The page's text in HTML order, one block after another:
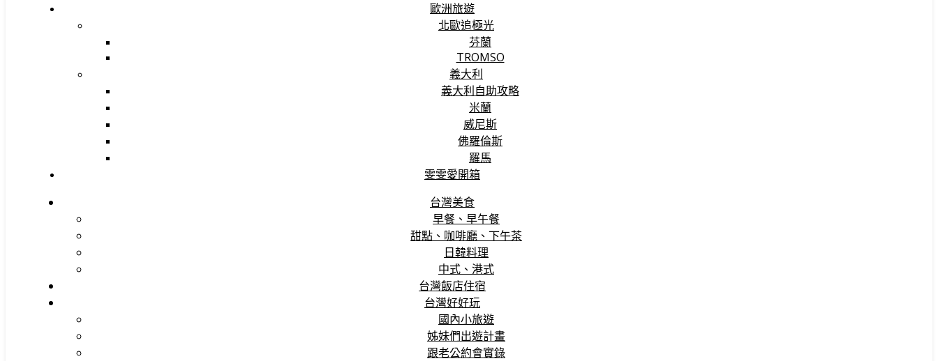
歐洲旅遊
北歐追極光
芬蘭
TROMSO
義大利
義大利自助攻略
米蘭
威尼斯
佛羅倫斯
羅馬
雯雯愛開箱
台灣美食
早餐、早午餐
甜點、咖啡廳、下午茶
日韓料理
中式、港式
台灣飯店住宿
台灣好好玩
國內小旅遊
姊妹們出遊計畫
跟老公約會實錄